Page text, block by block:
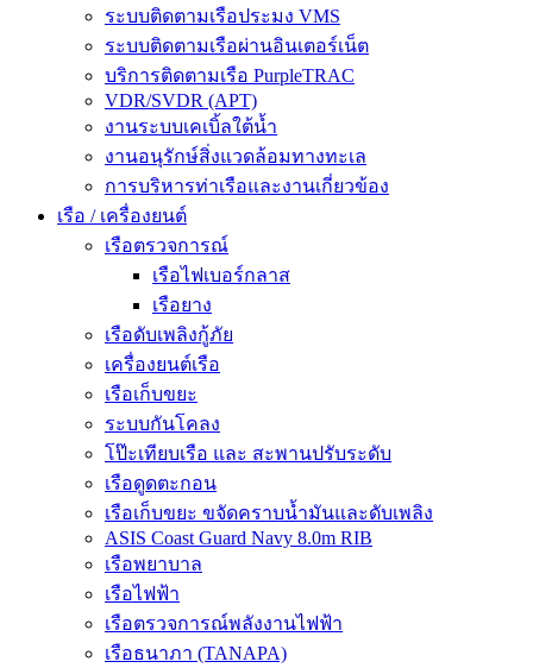
ระบบติดตามเรือประมง VMS
ระบบติดตามเรือผ่านอินเตอร์เน็ต
บริการติดตามเรือ PurpleTRAC
VDR/SVDR (APT)
งานระบบเคเบิ้ลใต้น้ำ
งานอนุรักษ์สิ่งแวดล้อมทางทะเล
การบริหารท่าเรือและงานเกี่ยวข้อง
เรือ / เครื่องยนต์
เรือตรวจการณ์
เรือไฟเบอร์กลาส
เรือยาง
เรือดับเพลิงกู้ภัย
เครื่องยนต์เรือ
เรือเก็บขยะ
ระบบกันโคลง
โป๊ะเทียบเรือ และ สะพานปรับระดับ
เรือดูดตะกอน
เรือเก็บขยะ ขจัดคราบน้ำมันและดับเพลิง
ASIS Coast Guard Navy 8.0m RIB
เรือพยาบาล
เรือไฟฟ้า
เรือตรวจการณ์พลังงานไฟฟ้า
เรือธนาภา (TANAPA)